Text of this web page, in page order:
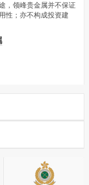
，领峰贵金属并不保证
性；亦不构成投资建